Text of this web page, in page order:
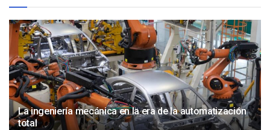
La ingeniería mecánica en la era de la automatización
total